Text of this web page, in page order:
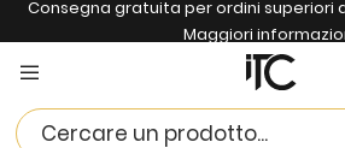
Consegna gratuita per ordini superiori
Maggiori